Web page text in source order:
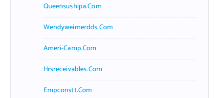
Queensushipa.com
Wendyweimerdds.com
Ameri-Camp.com
Hrsreceivables.com
Empconst1.com